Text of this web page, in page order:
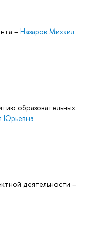
– Назаров Михаил
образовательных
Юрьевна
деятельности –